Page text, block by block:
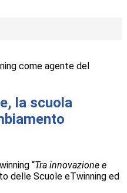
come agente del
la scuola
“Tra innovazione e
delle Scuole eTwinning ed